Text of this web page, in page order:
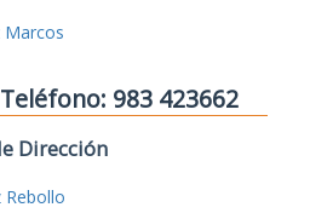
Marcos
983 423662
Dirección
Rebollo